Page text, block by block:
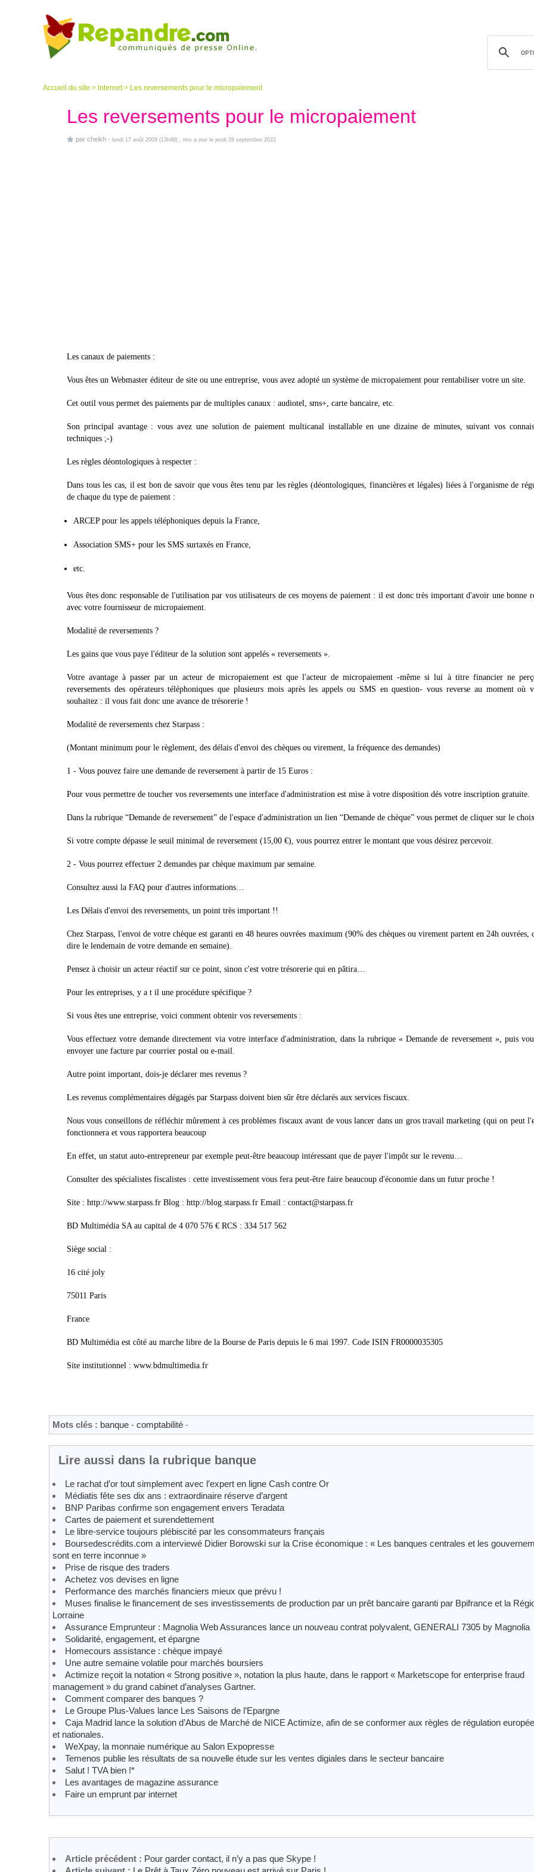
Accueil du site > Internet> Les reversements pour le micropaiement
Les reversements pour le micropaiement
par cheikh - lundi 17 août 2009 (13h48) , mis a jour le jeudi 29 septembre 2022
Les canaux de paiements :
Vous êtes un Webmaster éditeur de site ou une entreprise, vous avez adopté un système de micropaiement pour rentabiliser votre un site.
Cet outil vous permet des paiements par de multiples canaux : audiotel, sms+, carte bancaire, etc.
Son principal avantage : vous avez une solution de paiement multicanal installable en une dizaine de minutes, suivant vos
techniques ;-)
Les règles déontologiques à respecter :
Dans tous les cas, il est bon de savoir que vous êtes tenu par les règles (déontologiques, financières et légales) liées à l'organisme de
de chaque du type de paiement :
ARCEP pour les appels téléphoniques depuis la France,
Association SMS+ pour les SMS surtaxés en France,
etc.
Vous êtes donc responsable de l'utilisation par vos utilisateurs de ces moyens de paiement : il est donc très important d'avoir une bonne
avec votre fournisseur de micropaiement.
Modalité de reversements ?
Les gains que vous paye l'éditeur de la solution sont appelés « reversements ».
Votre avantage à passer par un acteur de micropaiement est que l'acteur de micropaiement -même si lui à titre financier ne
reversements des opérateurs téléphoniques que plusieurs mois après les appels ou SMS en question- vous reverse au moment où
souhaitez : il vous fait donc une avance de trésorerie !
Modalité de reversements chez Starpass :
(Montant minimum pour le règlement, des délais d'envoi des chèques ou virement, la fréquence des demandes)
1 - Vous pouvez faire une demande de reversement à partir de 15 Euros :
Pour vous permettre de toucher vos reversements une interface d'administration est mise à votre disposition dés votre inscription gratuite.
Dans la rubrique “Demande de reversement” de l'espace d'administration un lien “Demande de chèque” vous permet de cliquer sur le
Si votre compte dépasse le seuil minimal de reversement (15,00 €), vous pourrez entrer le montant que vous désirez percevoir.
2 - Vous pourrez effectuer 2 demandes par chèque maximum par semaine.
Consultez aussi la FAQ pour d'autres informations…
Les Délais d'envoi des reversements, un point très important !!
Chez Starpass, l'envoi de votre chèque est garanti en 48 heures ouvrées maximum (90% des chèques ou virement partent en 24h ouvrées,
dire le lendemain de votre demande en semaine).
Pensez à choisir un acteur réactif sur ce point, sinon c'est votre trésorerie qui en pâtira…
Pour les entreprises, y a t il une procédure spécifique ?
Si vous êtes une entreprise, voici comment obtenir vos reversements :
Vous effectuez votre demande directement via votre interface d'administration, dans la rubrique « Demande de reversement », puis
envoyer une facture par courrier postal ou e-mail.
Autre point important, dois-je déclarer mes revenus ?
Les revenus complémentaires dégagés par Starpass doivent bien sûr être déclarés aux services fiscaux.
Nous vous conseillons de réfléchir mûrement à ces problèmes fiscaux avant de vous lancer dans un gros travail marketing (qui on peut
fonctionnera et vous rapportera beaucoup
En effet, un statut auto-entrepreneur par exemple peut-être beaucoup intéressant que de payer l'impôt sur le revenu…
Consulter des spécialistes fiscalistes : cette investissement vous fera peut-être faire beaucoup d'économie dans un futur proche !
Site : http://www.starpass.fr Blog : http://blog.starpass.fr Email : contact@starpass.fr
BD Multimédia SA au capital de 4 070 576 € RCS : 334 517 562
Siège social :
16 cité joly
75011 Paris
France
BD Multimédia est côté au marche libre de la Bourse de Paris depuis le 6 mai 1997. Code ISIN FR0000035305
Site institutionnel : www.bdmultimedia.fr
Mots clés : banque - comptabilité -
Lire aussi dans la rubrique banque
Le rachat d’or tout simplement avec l’expert en ligne Cash contre Or
Médiatis fête ses dix ans : extraordinaire réserve d’argent
BNP Paribas confirme son engagement envers Teradata
Cartes de paiement et surendettement
Le libre-service toujours plébiscité par les consommateurs français
Boursedescrédits.com a interviewé Didier Borowski sur la Crise économique : « Les banques centrales et les
sont en terre inconnue »
Prise de risque des traders
Achetez vos devises en ligne
Performance des marchés financiers mieux que prévu !
Muses finalise le financement de ses investissements de production par un prêt bancaire garanti par Bpifrance et la
Lorraine
Assurance Emprunteur : Magnolia Web Assurances lance un nouveau contrat polyvalent, GENERALI 7305 by Magnolia
Solidarité, engagement, et épargne
Homecours assistance : chèque impayé
Une autre semaine volatile pour marchés boursiers
Actimize reçoit la notation « Strong positive », notation la plus haute, dans le rapport « Marketscope for enterprise fraud
management » du grand cabinet d’analyses Gartner.
Comment comparer des banques ?
Le Groupe Plus-Values lance Les Saisons de l’Epargne
Caja Madrid lance la solution d’Abus de Marché de NICE Actimize, afin de se conformer aux règles de régulation
et nationales.
WeXpay, la monnaie numérique au Salon Expopresse
Temenos publie les résultats de sa nouvelle étude sur les ventes digiales dans le secteur bancaire
Salut ! TVA bien !*
Les avantages de magazine assurance
Faire un emprunt par internet
Article précédent : Pour garder contact, il n’y a pas que Skype !